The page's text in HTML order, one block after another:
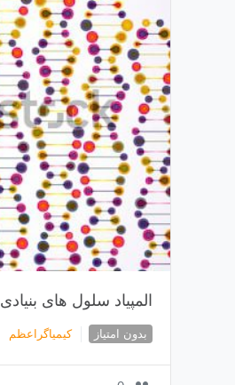
المپیاد سلول های بنیادی
بدون امتیاز کیمیاگراعظم